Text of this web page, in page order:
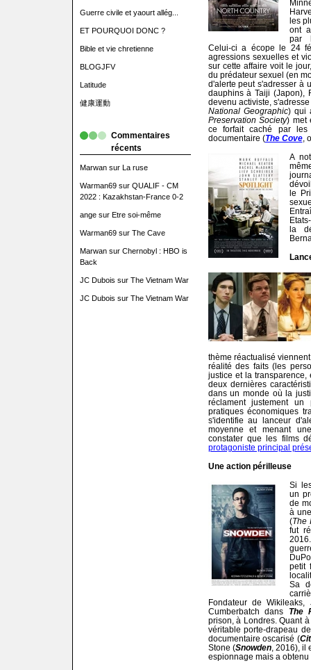
Guerre civile et yaourt allég...
ET POURQUOI DONC ?
Bible et vie chretienne
BLOGJFV
Latitude
健康運動
Commentaires
récents
Marwansur La ruse
Warman69sur QUALIF - CM
2022 : Kazakhstan-France 0-2
angesur Etre soi-même
Warman69sur The Cave
Marwansur Chernobyl : HBO is
Back
JC Dubois sur The Vietnam War
JC Dubois sur The Vietnam War
les
ont
par
Celui-ci a écope le 24
agressions sexuelles et
sur cette affaire voit le
du prédateur sexuel (en
d'alerte peut s'adresser à
dauphins à Taiji (Japon),
devenu activiste,
National Geographic) qui
Preservation Society) met
ce forfait caché par
documentaire (The Cove,
A
le
la
thème réactualisé
réalité des faits (les
justice et la
deux dernières
dans un monde où la
réclament justement un
pratiques économiques
s'identifie au lanceur
moyenne et menant
constater que les films
protagoniste principal
Une action périlleuse
Si
un
de
à
(The
fut
petit
Sa
Fondateur de
Cumberbatch dans
The
prison, à Londres. Quant
véritable porte-drapeau
documentaire oscarisé (
Stone (Snowden, 2016), il
espionnage mais a